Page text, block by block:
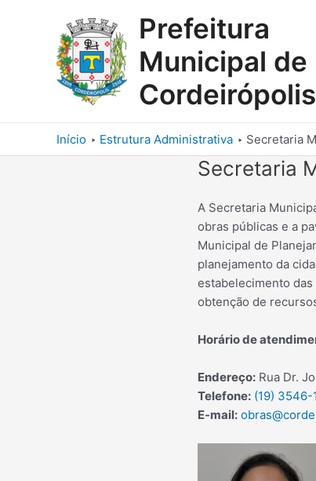
Prefeitura
Municipal de
Cordeirópolis
Início Estrutura Administrativa Secretaria
Secretaria
A Secretaria
obras públicas e a
Municipal de
planejamento da
estabelecimento
obtenção de
Horário de
Endereço: Rua Dr.
Telefone: (19) 3546-
E-mail: